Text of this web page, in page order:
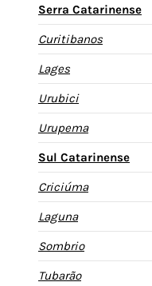
Serra Catarinense
Curitibanos
Lages
Urubici
Urupema
Sul Catarinense
Criciúma
Laguna
Sombrio
Tubarão